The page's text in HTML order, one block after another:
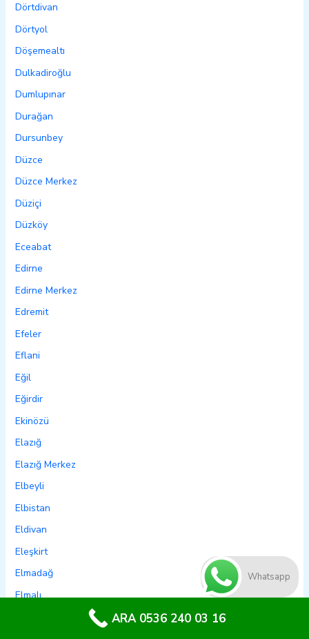
Dörtdivan
Dörtyol
Döşemealtı
Dulkadiroğlu
Dumlupınar
Durağan
Dursunbey
Düzce
Düzce Merkez
Düziçi
Düzköy
Eceabat
Edirne
Edirne Merkez
Edremit
Efeler
Eflani
Eğil
Eğirdir
Ekinözü
Elazığ
Elazığ Merkez
Elbeyli
Elbistan
Eldivan
Eleşkirt
Elmadağ
Elmalı
Whatsapp
ARA 0536 240 03 16